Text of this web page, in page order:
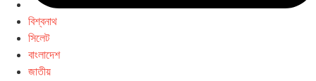
বিশ্বনাথ
সিলেট
বাংলাদেশ
জাতীয়